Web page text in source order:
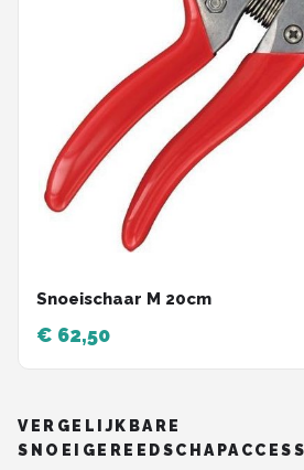
Snoeischaar M 20cm
€ 62,50
VERGELIJKBARE